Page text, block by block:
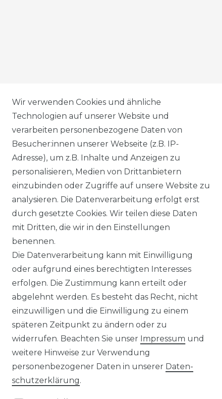
AGB
DATENSCHUTZERKLÄRUNG
WIDERRUFSRECHT
IMPRESSUM
KONTAKT
Unsere Zahlungsmöglichkeiten
Wir versenden mit
Wir verwenden Cookies und ähnliche
Technologien auf unserer Website und
verarbeiten personenbezogene Daten von
Besucher:innen unserer Webseite (z.B. IP-
Adresse), um z.B. Inhalte und Anzeigen zu
personalisieren, Medien von Drittanbietern
einzubinden oder Zugriffe auf unsere Website zu
analysieren. Die Datenverarbeitung erfolgt erst
durch gesetzte Cookies. Wir teilen diese Daten
mit Dritten, die wir in den Einstellungen
benennen.
Die Datenverarbeitung kann mit Einwilligung
oder aufgrund eines berechtigten Interesses
erfolgen. Die Zustimmung kann erteilt oder
abgelehnt werden. Es besteht das Recht, nicht
einzuwilligen und die Einwilligung zu einem
späteren Zeitpunkt zu ändern oder zu
widerrufen. Beachten Sie unser Impressum und
weitere Hinweise zur Verwendung
personenbezogener Daten in unserer Daten­
schutz­erklärung.